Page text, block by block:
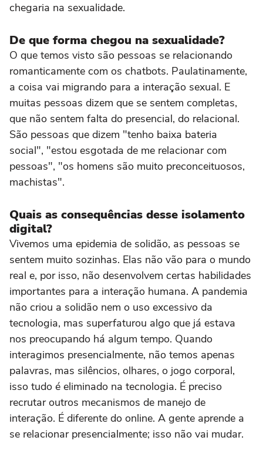
chegaria na sexualidade.
De que forma chegou na sexualidade?
O que temos visto são pessoas se relacionando
romanticamente com os chatbots. Paulatinamente,
a coisa vai migrando para a interação sexual. E
muitas pessoas dizem que se sentem completas,
que não sentem falta do presencial, do relacional.
São pessoas que dizem "tenho baixa bateria
social", "estou esgotada de me relacionar com
pessoas", "os homens são muito preconceituosos,
machistas".
Quais as consequências desse isolamento
digital?
Vivemos uma epidemia de solidão, as pessoas se
sentem muito sozinhas. Elas não vão para o mundo
real e, por isso, não desenvolvem certas habilidades
importantes para a interação humana. A pandemia
não criou a solidão nem o uso excessivo da
tecnologia, mas superfaturou algo que já estava
nos preocupando há algum tempo. Quando
interagimos presencialmente, não temos apenas
palavras, mas silêncios, olhares, o jogo corporal,
isso tudo é eliminado na tecnologia. É preciso
recrutar outros mecanismos de manejo de
interação. É diferente do online. A gente aprende a
se relacionar presencialmente; isso não vai mudar.